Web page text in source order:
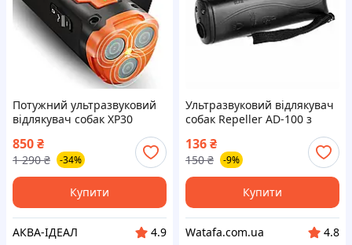
Потужний ультразвуковий
відлякувач собак XP30
випромінювачами та
дальністю до 15 м
850₴
1 290 ₴ -34%
Купити
АКВА-ІДЕАЛ
4.9
Ультразвуковий відлякувач
собак Repeller AD-100 з
136₴
150 ₴ -9%
Купити
Watafa.com.ua
4.8